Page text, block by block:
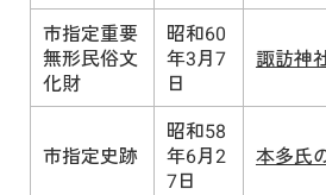
市指定重要
無形民俗文
化財
昭和60
年3月7
日
諏訪神
市指定史跡
昭和58
年6月2
7日
本多氏